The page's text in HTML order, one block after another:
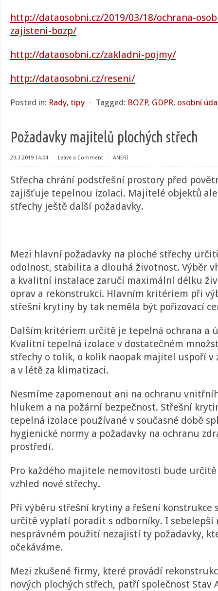
http://dataosobni.cz/2019/03/18/ochrana-
zajisteni-bozp/
http://dataosobni.cz/zakladni-pojmy/
http://dataosobni.cz/reseni/
Posted in: Rady, tipy ⋅ Tagged: BOZP, GDPR, osobní
Požadavky majitelů plochých střech
29.3.2019 14.04 ⋅ Leave a Comment ⋅ ANERI
Střecha chrání podstřešní prostory před
zajišťuje tepelnou izolaci. Majitelé objektů
střechy ještě další požadavky.
Mezi hlavní požadavky na ploché střechy
odolnost, stabilita a dlouhá životnost. Výběr
a kvalitní instalace zaručí maximální délku
oprav a rekonstrukcí. Hlavním kritériem při
střešní krytiny by tak neměla být pořizovací
Dalším kritériem určitě je tepelná ochrana a
Kvalitní tepelná izolace v dostatečném
střechy o tolik, o kolik naopak majitel uspoří v
a v létě za klimatizaci.
Nesmíme zapomenout ani na ochranu
hlukem a na požární bezpečnost. Střešní
tepelná izolace používané v současné době
hygienické normy a požadavky na ochranu
prostředí.
Pro každého majitele nemovitosti bude
vzhled nové střechy.
Při výběru střešní krytiny a řešení konstrukce
určitě vyplatí poradit s odborníky. I sebelepší
nesprávném použití nezajistí ty požadavky,
očekáváme.
Mezi zkušené firmy, které provádí
nových plochých střech, patří společnost Stav